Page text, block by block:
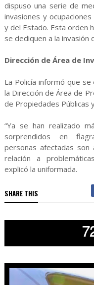
dispuso una serie de
invasiones y
y del Estado. Esta orden
se dediquen a la invasión
Dirección de Área de
La Policía informó que
la Dirección de Área de
de Propiedades Públicas
“Ya se han realizado
sorprendidos en
personas afectadas son
relación a
explicó la uniformada.
SHARE THIS